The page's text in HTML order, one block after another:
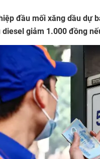
đầu mối xăng dầu dự
diesel giảm 1.000 đồng